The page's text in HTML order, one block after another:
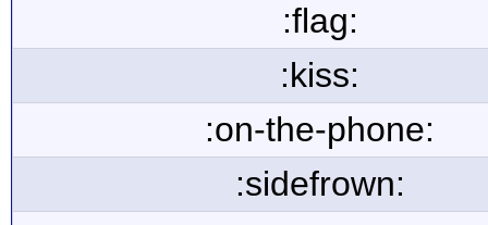
:flag:
:kiss:
:on-the-phone:
:sidefrown: